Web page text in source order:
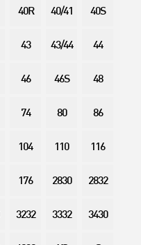
40R 40/41 40S
43 43/44 44
46 46S 48
74 80 86
104 110 116
176 2830 2832
3232 3332 3430